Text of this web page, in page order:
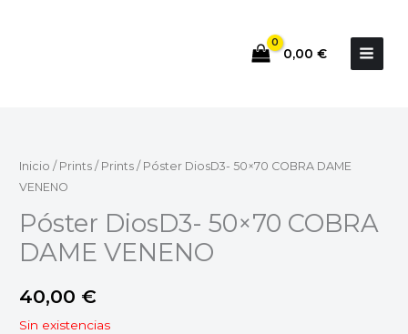
0,00 €
Inicio / Prints / Prints / Póster DiosD3- 50×70 COBRA DAME
VENENO
Póster DiosD3- 50×70 COBRA
DAME VENENO
40,00 €
Sin existencias